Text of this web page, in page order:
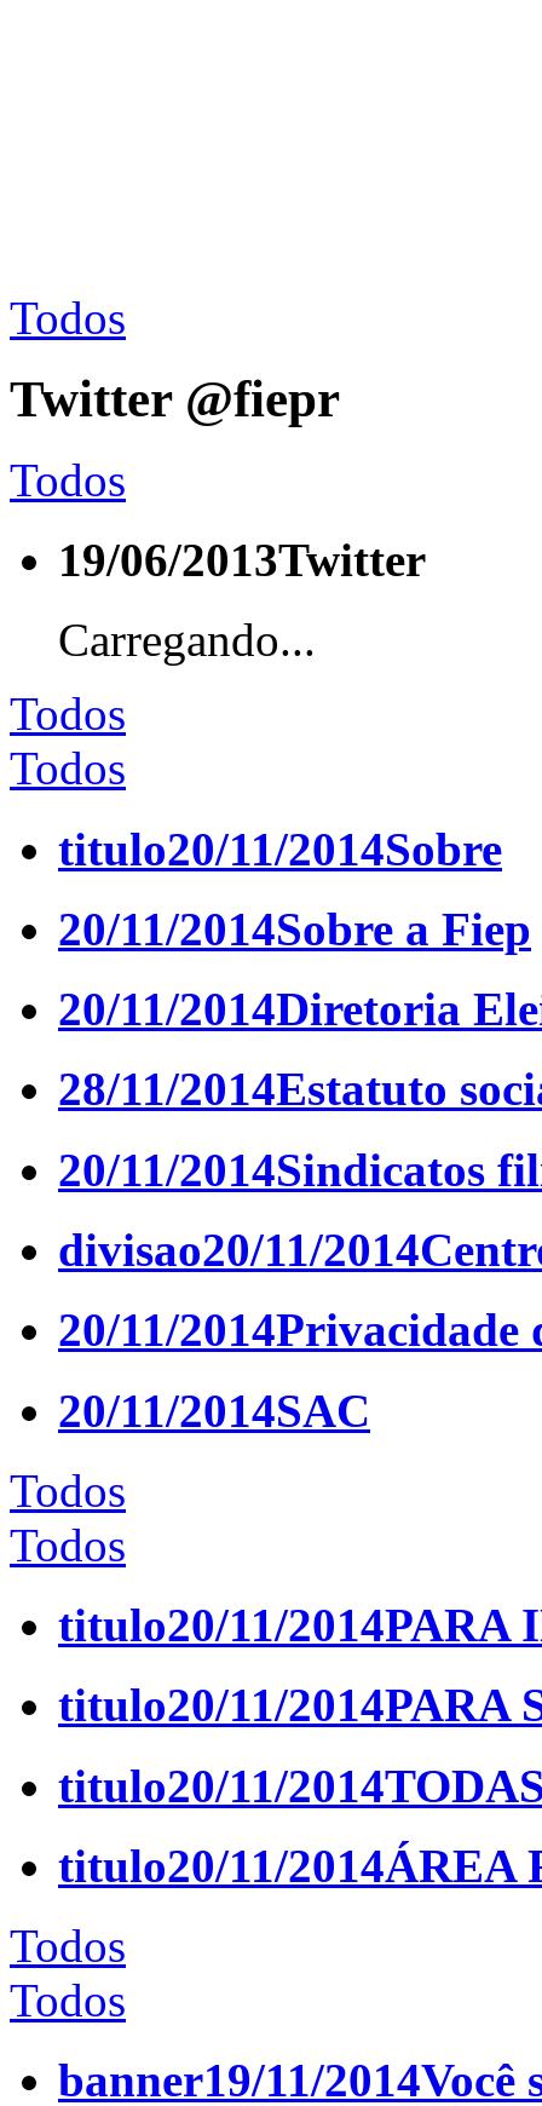
Todos
Twitter @fiepr
Todos
19/06/2013Twitter
Carregando...
Todos
Todos
titulo20/11/2014Sobre
20/11/2014Sobre a Fiep
20/11/2014Diretoria
28/11/2014Estatuto
20/11/2014Sindicatos
divisao20/11/2014
20/11/2014Privacidade
20/11/2014SAC
Todos
Todos
titulo20/11/2014PARA
titulo20/11/2014PARA
titulo20/11/2014
titulo20/11/2014ÁREA
Todos
Todos
banner19/11/2014Você